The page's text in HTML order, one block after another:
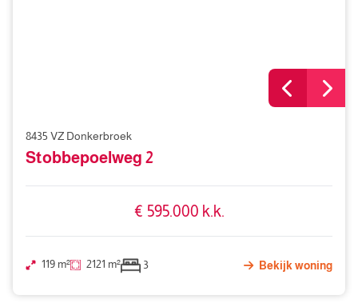
8435 VZ Donkerbroek
Stobbepoelweg 2
€ 595.000 k.k.
119 m² 2121 m² 3 Bekijk woning